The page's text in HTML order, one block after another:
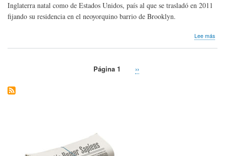
Inglaterra natal como de Estados Unidos, país al que se trasladó en 2011
fijando su residencia en el neoyorquino barrio de Brooklyn.
Lee más
Página 1
Siguiente
››